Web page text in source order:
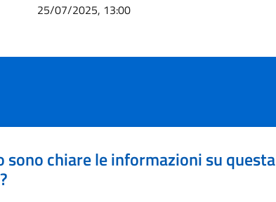
25/07/2025, 13:00
sono chiare le informazioni su questa